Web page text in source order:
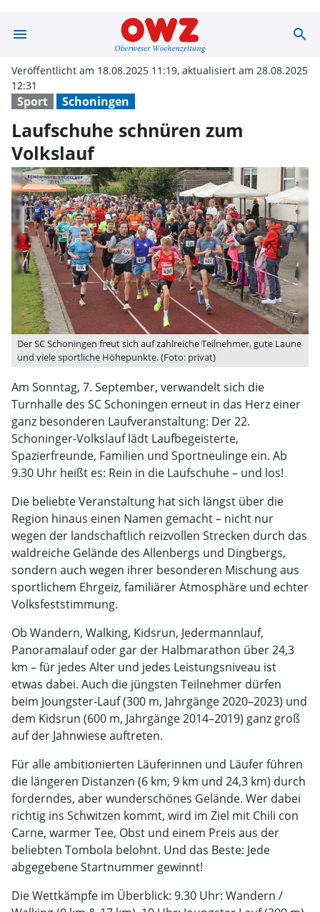
menu Laufschuhe search
Sport Schoningen
Veröffentlicht am 18.08.2025 11:19, aktualisiert am 28.08.2025
12:31
Laufschuhe schnüren zum
Volkslauf
Der SC Schoningen freut sich auf zahlreiche Teilnehmer, gute Laune
und viele sportliche Höhepunkte. (Foto: privat)
Am Sonntag, 7. September, verwandelt sich die
Turnhalle des SC Schoningen erneut in das Herz einer
ganz besonderen Laufveranstaltung: Der 22.
Schoninger-Volkslauf lädt Laufbegeisterte,
Spazierfreunde, Familien und Sportneulinge ein. Ab
9.30 Uhr heißt es: Rein in die Laufschuhe – und los!
Die beliebte Veranstaltung hat sich längst über die
Region hinaus einen Namen gemacht – nicht nur
wegen der landschaftlich reizvollen Strecken durch das
waldreiche Gelände des Allenbergs und Dingbergs,
sondern auch wegen ihrer besonderen Mischung aus
sportlichem Ehrgeiz, familiärer Atmosphäre und echter
Volksfeststimmung.
Ob Wandern, Walking, Kidsrun, Jedermannlauf,
Panoramalauf oder gar der Halbmarathon über 24,3
km – für jedes Alter und jedes Leistungsniveau ist
etwas dabei. Auch die jüngsten Teilnehmer dürfen
beim Joungster-Lauf (300 m, Jahrgänge 2020–2023) und
dem Kidsrun (600 m, Jahrgänge 2014–2019) ganz groß
auf der Jahnwiese auftreten.
Für alle ambitionierten Läuferinnen und Läufer führen
die längeren Distanzen (6 km, 9 km und 24,3 km) durch
forderndes, aber wunderschönes Gelände. Wer dabei
richtig ins Schwitzen kommt, wird im Ziel mit Chili con
Carne, warmer Tee, Obst und einem Preis aus der
beliebten Tombola belohnt. Und das Beste: Jede
abgegebene Startnummer gewinnt!
Die Wettkämpfe im Überblick: 9.30 Uhr: Wandern /